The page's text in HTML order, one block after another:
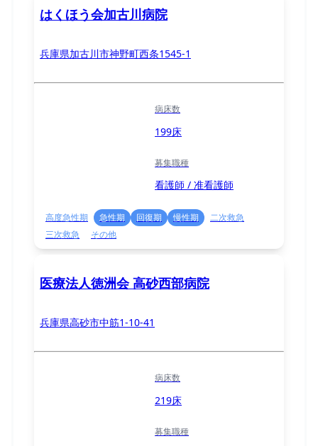
はくほう会加古川病院
兵庫県加古川市神野町西条1545-1
病床数
199床
募集職種
看護師 / 准看護師
高度急性期 急性期 回復期 慢性期
二次救急
三次救急
その他
医療法人徳洲会 高砂西部病院
兵庫県高砂市中筋1-10-41
病床数
219床
募集職種